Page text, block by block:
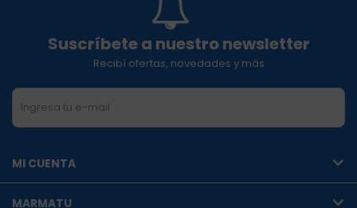
Suscríbete a nuestro newsletter
Recibí ofertas, novedades y más
MI CUENTA
MARMATU